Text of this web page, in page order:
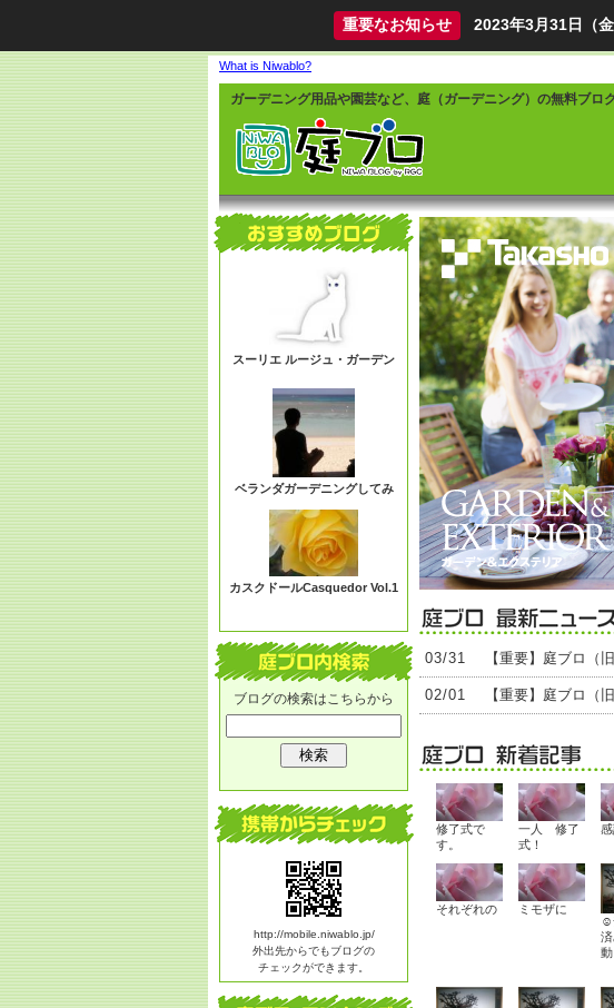
重要なお知らせ 2023年3月31日（
What is Niwablo?
ガーデニング用品や園芸など、庭（ガーデニング）の無料ブロ
ブログの検索はこちらから
http://mobile.niwablo.jp/
外出先からでもブログの
チェックができます。
スーリエ ルージュ・ガーデン
ベランダガーデニングしてみ
カスクドールCasquedor Vol.1
03/31 【重要】庭ブロ（
02/01 【重要】庭ブロ（
修了式で
す。
一人 修了
式！
それぞれの
ミモザに
☺